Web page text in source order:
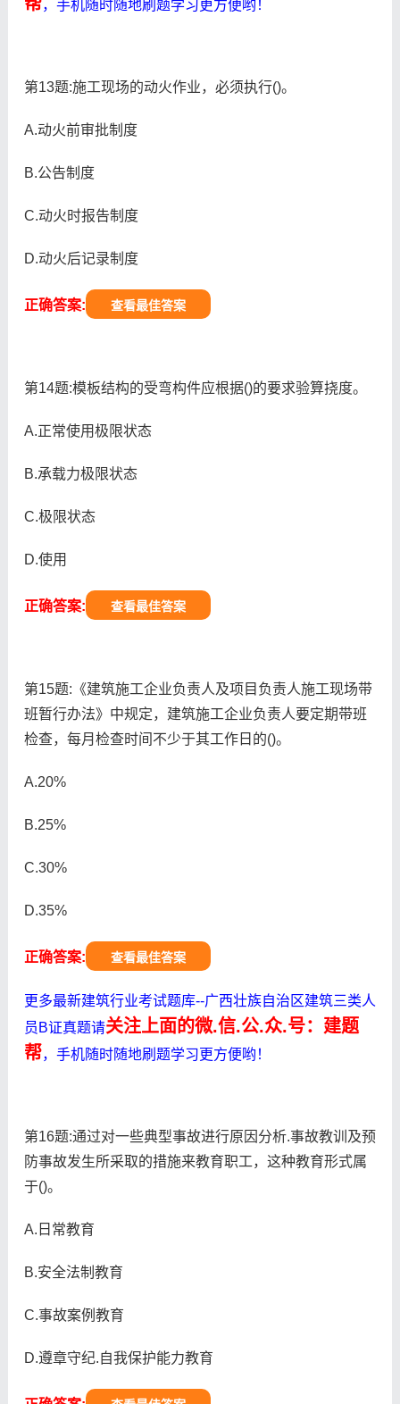
，手机随时随地刷题学习更方便哟！
第13题:施工现场的动火作业，必须执行()。
A.动火前审批制度
B.公告制度
C.动火时报告制度
D.动火后记录制度
正确答案: 查看最佳答案
第14题:模板结构的受弯构件应根据()的要求验算挠度。
A.正常使用极限状态
B.承载力极限状态
C.极限状态
D.使用
正确答案: 查看最佳答案
第15题:《建筑施工企业负责人及项目负责人施工现场带
班暂行办法》中规定，建筑施工企业负责人要定期带班
检查，每月检查时间不少于其工作日的()。
A.20%
B.25%
C.30%
D.35%
正确答案: 查看最佳答案
更多最新建筑行业考试题库--广西壮族自治区建筑三类人
员B证真题请关注上面的微.信.公.众.号：建题
帮，手机随时随地刷题学习更方便哟！
第16题:通过对一些典型事故进行原因分析.事故教训及预
防事故发生所采取的措施来教育职工，这种教育形式属
于()。
A.日常教育
B.安全法制教育
C.事故案例教育
D.遵章守纪.自我保护能力教育